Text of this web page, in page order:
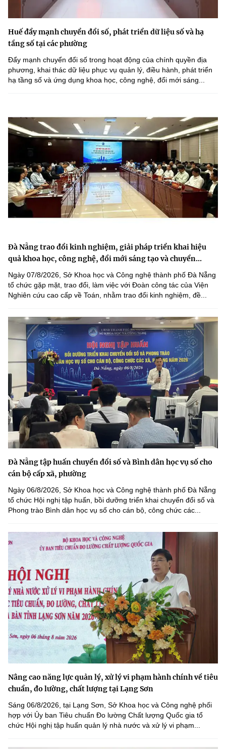
Huế đẩy mạnh chuyển đổi số, phát triển dữ liệu số và hạ
tầng số tại các phường
Đẩy mạnh chuyển đổi số trong hoạt động của chính quyền địa
phương, khai thác dữ liệu phục vụ quản lý, điều hành, phát triển
hạ tầng số và ứng dụng khoa học, công nghệ, đổi mới sáng...
Đà Nẵng trao đổi kinh nghiệm, giải pháp triển khai hiệu
quả khoa học, công nghệ, đổi mới sáng tạo và chuyển...
Ngày 07/8/2026, Sở Khoa học và Công nghệ thành phố Đà Nẵng
tổ chức gặp mặt, trao đổi, làm việc với Đoàn công tác của Viện
Nghiên cứu cao cấp về Toán, nhằm trao đổi kinh nghiệm, đề...
Đà Nẵng tập huấn chuyển đổi số và Bình dân học vụ số cho
cán bộ cấp xã, phường
Ngày 06/8/2026, Sở Khoa học và Công nghệ thành phố Đà Nẵng
tổ chức Hội nghị tập huấn, bồi dưỡng triển khai chuyển đổi số và
Phong trào Bình dân học vụ số cho cán bộ, công chức các...
Nâng cao năng lực quản lý, xử lý vi phạm hành chính về tiêu
chuẩn, đo lường, chất lượng tại Lạng Sơn
Sáng 06/8/2026, tại Lạng Sơn, Sở Khoa học và Công nghệ phối
hợp với Ủy ban Tiêu chuẩn Đo lường Chất lượng Quốc gia tổ
chức Hội nghị tập huấn quản lý nhà nước và xử lý vi phạm...